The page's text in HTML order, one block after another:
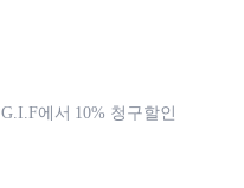
에서 10% 청구할인